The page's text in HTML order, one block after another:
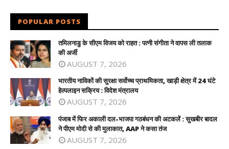
POPULAR POSTS
तमिलनाडु के सीएम विजय को राहत : पत्नी संगीता ने वापस ली तलाक
की अर्जी
AUGUST 7, 2026
भारतीय नाविकों की सुरक्षा सर्वोच्च प्राथमिकता, खाड़ी क्षेत्र में 24 घंटे
हेल्पलाइन सक्रिय : विदेश मंत्रालय
AUGUST 7, 2026
पंजाब में फिर अकाली दल-भाजपा गठबंधन की अटकलें : सुखबीर बादल
ने पीएम मोदी से की मुलाकात, AAP ने कसा तंज
AUGUST 7, 2026